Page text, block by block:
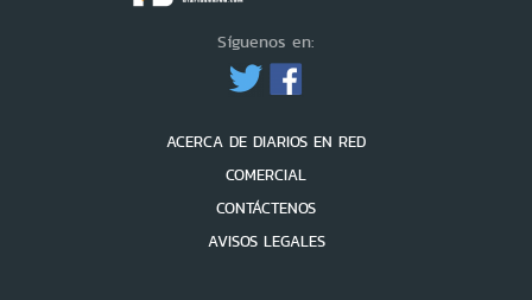
Síguenos en:
ACERCA DE DIARIOS EN RED
COMERCIAL
CONTÁCTENOS
AVISOS LEGALES